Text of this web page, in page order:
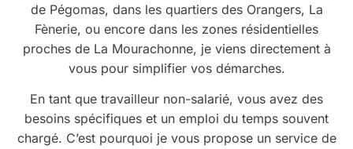
de Pégomas, dans les quartiers des Orangers, La
Fènerie, ou encore dans les zones résidentielles
proches de La Mourachonne, je viens directement à
vous pour simplifier vos démarches.
En tant que travailleur non-salarié, vous avez des
besoins spécifiques et un emploi du temps souvent
chargé. C’est pourquoi je vous propose un service de